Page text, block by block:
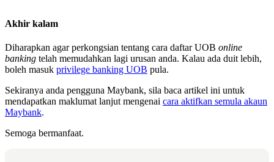
Akhir kalam
Diharapkan agar perkongsian tentang cara daftar UOB online
banking telah memudahkan lagi urusan anda. Kalau ada duit lebih,
boleh masuk privilege banking UOB pula.
Sekiranya anda pengguna Maybank, sila baca artikel ini untuk
mendapatkan maklumat lanjut mengenai cara aktifkan semula akaun
Maybank.
Semoga bermanfaat.